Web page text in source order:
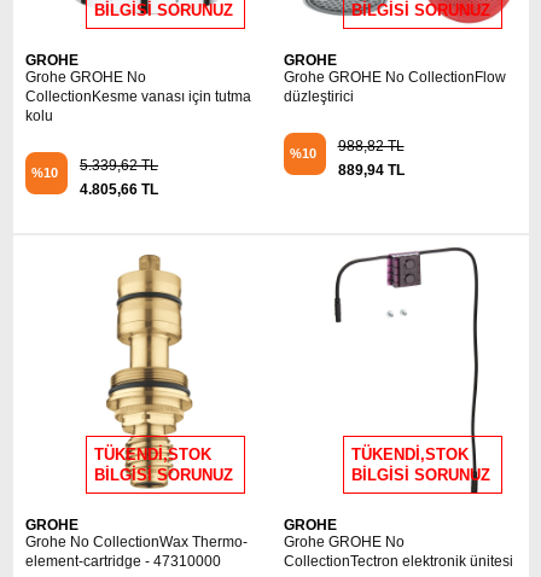
BİLGİSİ SORUNUZ
GROHE
Grohe GROHE No
CollectionKesme vanası için tutma
kolu
%10
5.339,62 TL
4.805,66 TL
BİLGİSİ SORUNUZ
GROHE
Grohe GROHE No CollectionFlow
düzleştirici
%10
988,82 TL
889,94 TL
TÜKENDİ,STOK
BİLGİSİ SORUNUZ
GROHE
Grohe No CollectionWax Thermo-
element-cartridge - 47310000
TÜKENDİ,STOK
BİLGİSİ SORUNUZ
GROHE
Grohe GROHE No
CollectionTectron elektronik ünitesi